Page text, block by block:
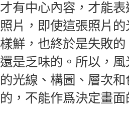
才有中心內容，才能
照片，即使這張照片
樣鮮，也終於是失敗
還是乏味的。所以，
的光線、構圖、層次
的，不能作爲決定畫